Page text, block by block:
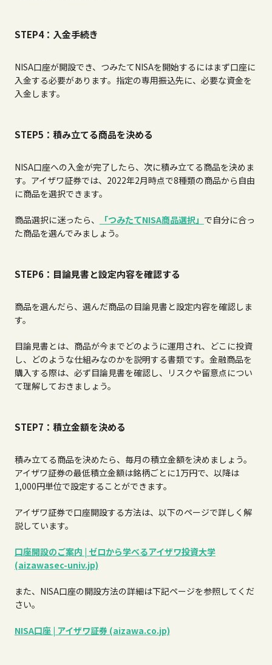
STEP4：入金手続き
NISA口座が開設でき、つみたてNISAを開始するにはまず口座に
入金する必要があります。指定の専用振込先に、必要な資金を
入金します。
STEP5：積み立てる商品を決める
NISA口座への入金が完了したら、次に積み立てる商品を決めま
す。アイザワ証券では、 2022年2月時点で8種類の商品から自由
に商品を選択できます。
商品選択に迷ったら、 「つみたてNISA商品選択」 で自分に合っ
た商品を選んでみましょう。
STEP6：目論見書と設定内容を確認する
商品を選んだら、選んだ商品の目論見書と設定内容を確認しま
す。
目論見書とは、商品が今までどのように運用され、どこに投資
し、どのような仕組みなのかを説明する書類です。金融商品を
購入する際は、必ず目論見書を確認し、リスクや留意点につい
て理解しておきましょう。
STEP7：積立金額を決める
積み立てる商品を決めたら、毎月の積立金額を決めましょう。
アイザワ証券の最低積立金額は銘柄ごとに1万円で、以降は
1,000円単位で設定することができます。
アイザワ証券で口座開設する方法は、以下のページで詳しく解
説しています。
口座開設のご案内 | ゼロから学べるアイザワ投資大学
(aizawasec-univ.jp)
また、 NISA口座の開設方法の詳細は下記ページを参照してくだ
さい。
NISA口座 | アイザワ証券 (aizawa.co.jp)